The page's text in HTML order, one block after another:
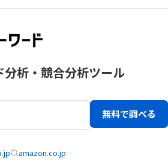
析・競合分析ツール
無料で調べる
amazon.co.jp